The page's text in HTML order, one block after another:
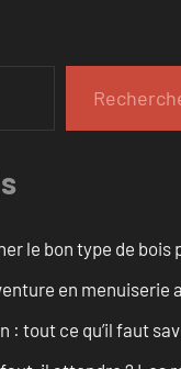
le bon type de
en menuiserie
: tout ce qu’il faut